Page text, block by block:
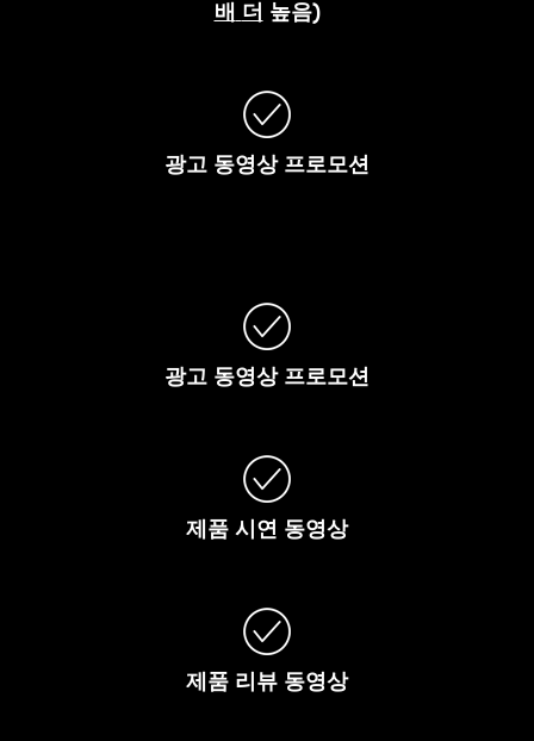
배 더 높음)
광고 동영상 프로모션
광고 동영상 프로모션
제품 시연 동영상
제품 리뷰 동영상